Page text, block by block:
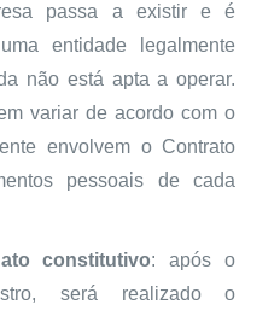
passa a existir e é
entidade legalmente
não está apta a operar.
variar de acordo com o
envolvem o Contrato
pessoais de cada
constitutivo: após o
será realizado o